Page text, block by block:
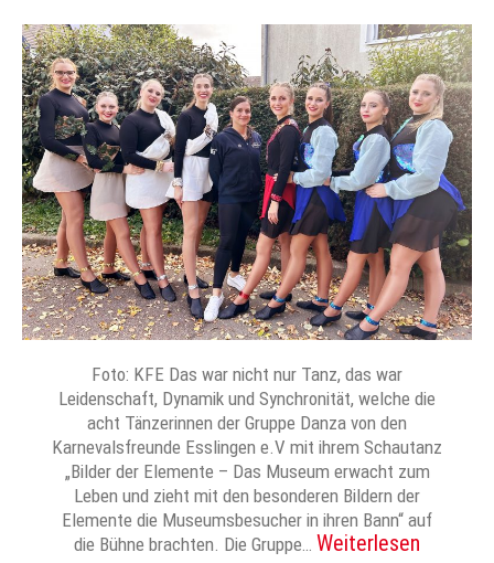
Foto: KFE Das war nicht nur Tanz, das war
Leidenschaft, Dynamik und Synchronität, welche die
acht Tänzerinnen der Gruppe Danza von den
Karnevalsfreunde Esslingen e.V mit ihrem Schautanz
„Bilder der Elemente – Das Museum erwacht zum
Leben und zieht mit den besonderen Bildern der
Elemente die Museumsbesucher in ihren Bann“ auf
die Bühne brachten. Die Gruppe… Weiterlesen